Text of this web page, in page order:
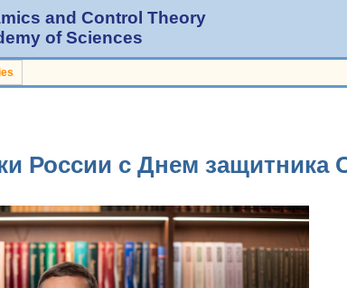
and Control Theory
of Sciences
России с Днем защитника